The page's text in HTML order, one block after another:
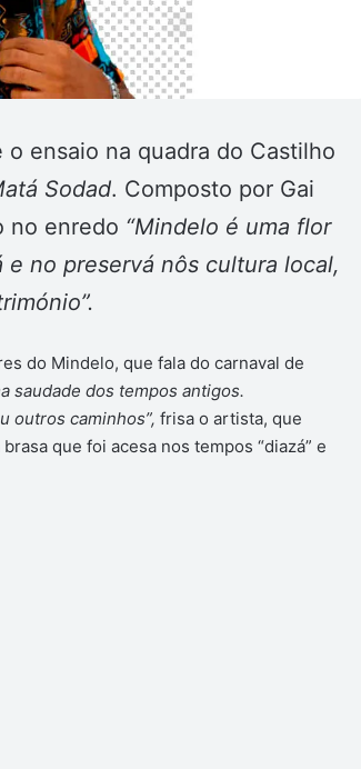
ensaio na quadra do Castilho
Sodad. Composto por Gai
no enredo “Mindelo é uma flor
no preservá nôs cultura local,
do Mindelo, que fala do carnaval de
saudade dos tempos antigos.
outros caminhos”, frisa o artista, que
que foi acesa nos tempos “diazá” e